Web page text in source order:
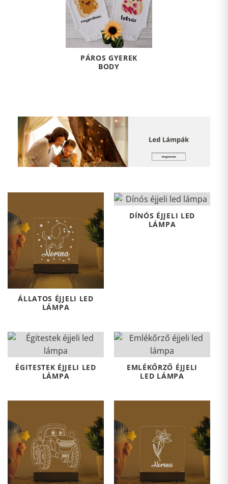
PÁROS GYEREK
BODY
ÁLLATOS ÉJJELI LED
LÁMPA
DÍNÓS ÉJJELI LED
LÁMPA
ÉGITESTEK ÉJJELI LED
LÁMPA
EMLÉKŐRZŐ ÉJJELI
LED LÁMPA